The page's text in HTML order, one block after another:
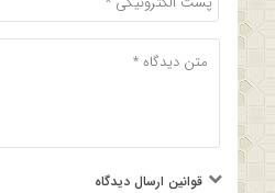
قوانین ارسال دیدگاه